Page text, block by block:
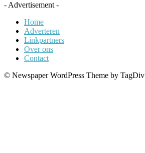
- Advertisement -
Home
Adverteren
Linkpartners
Over ons
Contact
© Newspaper WordPress Theme by TagDiv